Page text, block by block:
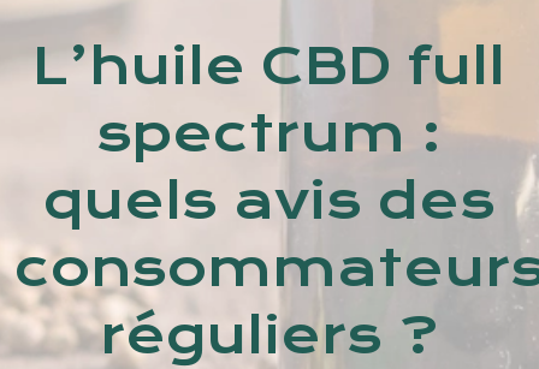
L’huile CBD full
spectrum :
quels avis des
réguliers ?